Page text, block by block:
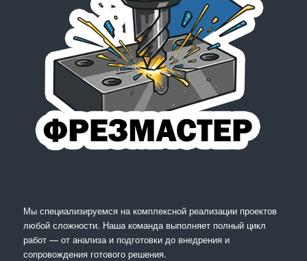
Мы специализируемся на комплексной реализации проектов
любой сложности. Наша команда выполняет полный цикл
работ — от анализа и подготовки до внедрения и
сопровождения готового решения.